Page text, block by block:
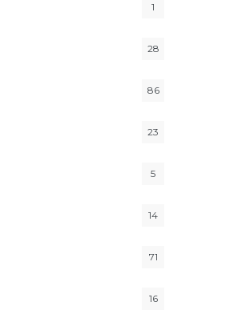
1
28
86
23
5
14
71
16